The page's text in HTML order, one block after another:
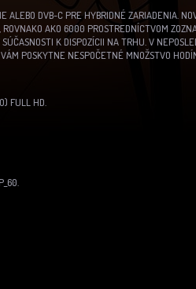
DVB-C PRE HYBRIDNÉ ZARIADENIA.
AKO 6000 PROSTREDNÍCTVOM
K DISPOZÍCII NA TRHU. V
POSKYTNE NESPOČETNÉ MNOŽSTVO
FULL HD.